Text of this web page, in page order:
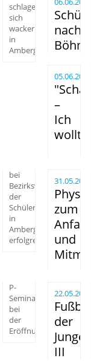
schlagen
sich
wacker
in
Amberg
nach
05.06.2025
–
Ich
wollte
bei
Bezirkswettbewerb
der
Schülerlotsen
in
Amberg
erfolgreich
31.05.2025
Physik
zum
und
P-
Seminar
bei
der
22.05.2025
der
Jungen
III